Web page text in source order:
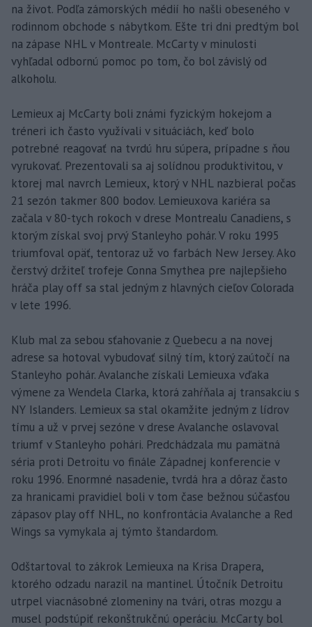
na život. Podľa zámorských médií ho našli obeseného v
rodinnom obchode s nábytkom. Ešte tri dni predtým bol
na zápase NHL v Montreale. McCarty v minulosti
vyhľadal odbornú pomoc po tom, čo bol závislý od
alkoholu.
Lemieux aj McCarty boli známi fyzickým hokejom a
tréneri ich často využívali v situáciách, keď bolo
potrebné reagovať na tvrdú hru súpera, prípadne s ňou
vyrukovať. Prezentovali sa aj solídnou produktivitou, v
ktorej mal navrch Lemieux, ktorý v NHL nazbieral počas
21 sezón takmer 800 bodov. Lemieuxova kariéra sa
začala v 80-tych rokoch v drese Montrealu Canadiens, s
ktorým získal svoj prvý Stanleyho pohár. V roku 1995
triumfoval opäť, tentoraz už vo farbách New Jersey. Ako
čerstvý držiteľ trofeje Conna Smythea pre najlepšieho
hráča play off sa stal jedným z hlavných cieľov Colorada
v lete 1996.
Klub mal za sebou sťahovanie z Quebecu a na novej
adrese sa hotoval vybudovať silný tím, ktorý zaútočí na
Stanleyho pohár. Avalanche získali Lemieuxa vďaka
výmene za Wendela Clarka, ktorá zahŕňala aj transakciu s
NY Islanders. Lemieux sa stal okamžite jedným z lídrov
tímu a už v prvej sezóne v drese Avalanche oslavoval
triumf v Stanleyho pohári. Predchádzala mu pamätná
séria proti Detroitu vo finále Západnej konferencie v
roku 1996. Enormné nasadenie, tvrdá hra a dôraz často
za hranicami pravidiel boli v tom čase bežnou súčasťou
zápasov play off NHL, no konfrontácia Avalanche a Red
Wings sa vymykala aj týmto štandardom.
Odštartoval to zákrok Lemieuxa na Krisa Drapera,
ktorého odzadu narazil na mantinel. Útočník Detroitu
utrpel viacnásobné zlomeniny na tvári, otras mozgu a
musel podstúpiť rekonštrukčnú operáciu. McCarty bol